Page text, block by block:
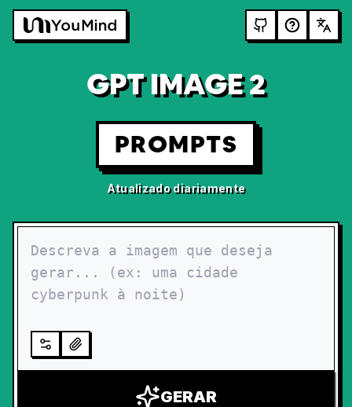
GPT IMAGE 2
PROMPTS
Atualizado diariamente
GERAR